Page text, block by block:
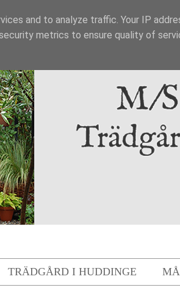
TRÄDGÅRD I HUDDINGE
and to analyze traffic. Your IP
metrics to ensure quality of